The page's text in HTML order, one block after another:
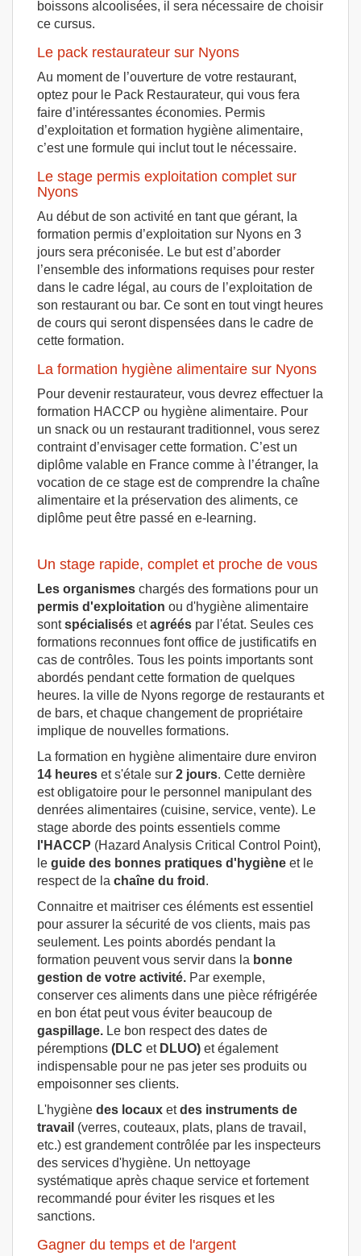
boissons alcoolisées, il sera nécessaire de choisir
ce cursus.
Le pack restaurateur sur Nyons
Au moment de l’ouverture de votre restaurant,
optez pour le Pack Restaurateur, qui vous fera
faire d’intéressantes économies. Permis
d’exploitation et formation hygiène alimentaire,
c’est une formule qui inclut tout le nécessaire.
Le stage permis exploitation complet sur
Nyons
Au début de son activité en tant que gérant, la
formation permis d’exploitation sur Nyons en 3
jours sera préconisée. Le but est d’aborder
l’ensemble des informations requises pour rester
dans le cadre légal, au cours de l’exploitation de
son restaurant ou bar. Ce sont en tout vingt heures
de cours qui seront dispensées dans le cadre de
cette formation.
La formation hygiène alimentaire sur Nyons
Pour devenir restaurateur, vous devrez effectuer la
formation HACCP ou hygiène alimentaire. Pour
un snack ou un restaurant traditionnel, vous serez
contraint d’envisager cette formation. C’est un
diplôme valable en France comme à l’étranger, la
vocation de ce stage est de comprendre la chaîne
alimentaire et la préservation des aliments, ce
diplôme peut être passé en e-learning.
Un stage rapide, complet et proche de vous
Les organismes chargés des formations pour un
permis d'exploitation ou d'hygiène alimentaire
sontspécialisés etagréés par l'état. Seules ces
formations reconnues font office de justificatifs en
cas de contrôles. Tous les points importants sont
abordés pendant cette formation de quelques
heures. la ville de Nyons regorge de restaurants et
de bars, et chaque changement de propriétaire
implique de nouvelles formations.
La formation en hygiène alimentaire dure environ
14 heures et s'étale sur 2 jours. Cette dernière
est obligatoire pour le personnel manipulant des
denrées alimentaires (cuisine, service, vente). Le
stage aborde des points essentiels comme
l'HACCP (Hazard Analysis Critical Control Point),
le guide des bonnes pratiques d'hygiène et le
respect de la chaîne du froid .
Connaitre et maitriser ces éléments est essentiel
pour assurer la sécurité de vos clients, mais pas
seulement. Les points abordés pendant la
formation peuvent vous servir dans la bonne
gestion de votre activité. Par exemple,
conserver ces aliments dans une pièce réfrigérée
en bon état peut vous éviter beaucoup de
gaspillage. Le bon respect des dates de
péremptions (DLC et DLUO) et également
indispensable pour ne pas jeter ses produits ou
empoisonner ses clients.
L'hygiène des locaux etdes instruments de
travail (verres, couteaux, plats, plans de travail,
etc.) est grandement contrôlée par les inspecteurs
des services d'hygiène. Un nettoyage
systématique après chaque service et fortement
recommandé pour éviter les risques et les
sanctions.
Gagner du temps et de l'argent